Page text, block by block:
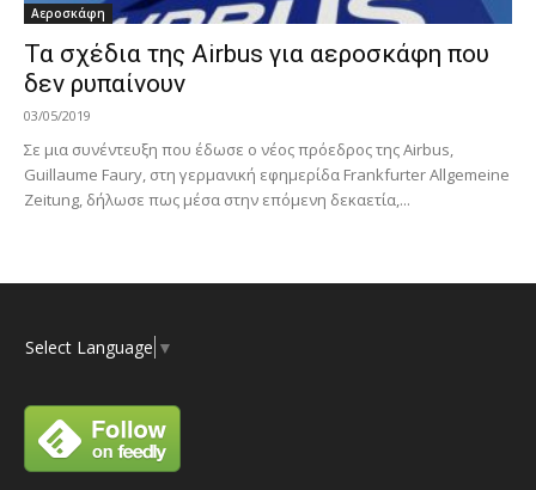
Αεροσκάφη
Τα σχέδια της Airbus για αεροσκάφη που
δεν ρυπαίνουν
03/05/2019
Σε μια συνέντευξη που έδωσε ο νέος πρόεδρος της Airbus,
Guillaume Faury, στη γερμανική εφημερίδα Frankfurter Allgemeine
Zeitung, δήλωσε πως μέσα στην επόμενη δεκαετία,...
Select Language ▼